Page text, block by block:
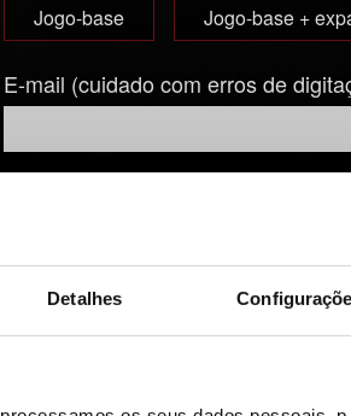
Detalhes
Jogo-base Jogo-base +
E-mail (cuidado com erros de